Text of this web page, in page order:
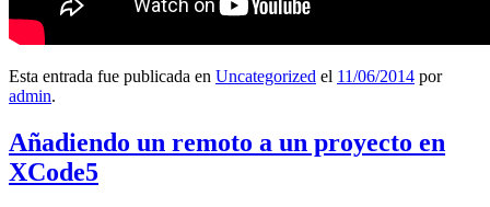
Esta entrada fue publicada en Uncategorized el 11/06/2014 por
admin.
Añadiendo un remoto a un proyecto en
XCode5